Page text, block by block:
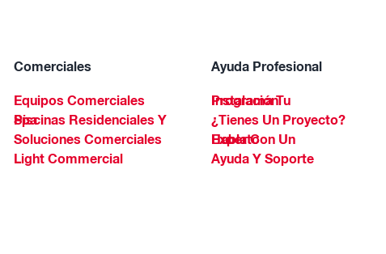
Comerciales
Equipos Comerciales
Piscinas Residenciales Y Spa
Soluciones Comerciales
Light Commercial
Ayuda Profesional
Programa Tu Instalación
¿Tienes Un Proyecto?
Habla Con Un Experto
Ayuda Y Soporte